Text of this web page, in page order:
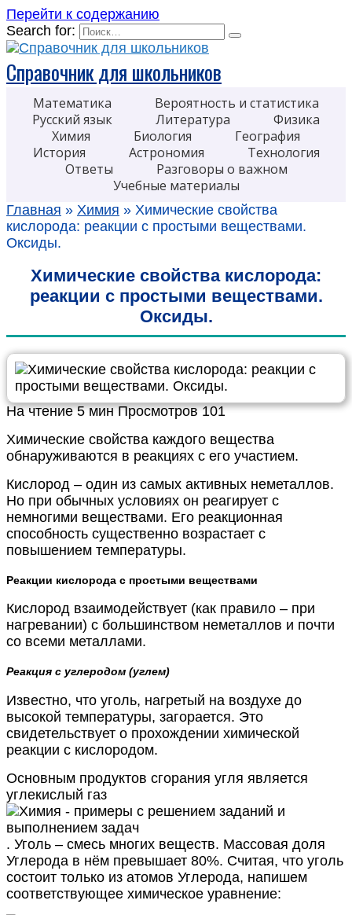
Перейти к содержанию
Search for:
Справочник для школьников
Математика
Вероятность и статистика
Русский язык
Литература
Физика
Химия
Биология
География
История
Астрономия
Технология
Ответы
Разговоры о важном
Учебные материалы
Главная » Химия » Химические свойства
кислорода: реакции с простыми веществами.
Оксиды.
Химические свойства кислорода:
реакции с простыми веществами.
Оксиды.
На чтение5 мин Просмотров 101
Химические свойства каждого вещества
обнаруживаются в реакциях с его участием.
Кислород – один из самых активных неметаллов.
Но при обычных условиях он реагирует с
немногими веществами. Его реакционная
способность существенно возрастает с
повышением температуры.
Реакции кислорода с простыми веществами
Кислород взаимодействует (как правило – при
нагревании) с большинством неметаллов и почти
со всеми металлами.
Реакция с углеродом (углем)
Известно, что уголь, нагретый на воздухе до
высокой температуры, загорается. Это
свидетельствует о прохождении химической
реакции с кислородом.
Основным продуктов сгорания угля является
углекислый газ
. Уголь – смесь многих веществ. Массовая доля
Углерода в нём превышает 80%. Считая, что уголь
состоит только из атомов Углерода, напишем
соответствующее химическое уравнение: